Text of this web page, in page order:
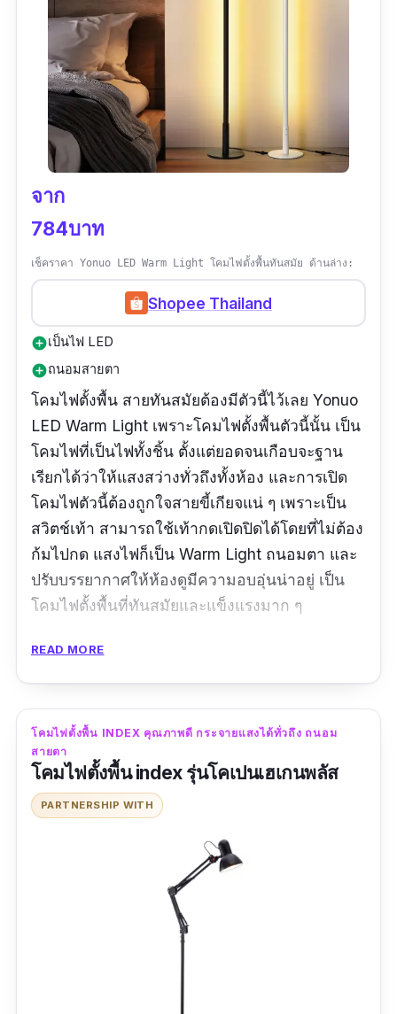
จาก
784บาท
เช็คราคา Yonuo LED Warm Light โคมไฟตั้งพื้นทันสมัย ด้านล่าง:
Shopee Thailand
add_circleเป็นไฟ LED
add_circleถนอมสายตา
โคมไฟตั้งพื้น สายทันสมัยต้องมีตัวนี้ไว้เลย Yonuo
LED Warm Light เพราะโคมไฟตั้งพื้นตัวนี้นั้น เป็น
โคมไฟที่เป็นไฟทั้งชิ้น ตั้งแต่ยอดจนเกือบจะฐาน
เรียกได้ว่าให้แสงสว่างทั่วถึงทั้งห้อง และการเปิด
โคมไฟตัวนี้ต้องถูกใจสายขี้เกียจแน่ ๆ เพราะเป็น
สวิตช์เท้า สามารถใช้เท้ากดเปิดปิดได้โดยที่ไม่ต้อง
ก้มไปกด แสงไฟก็เป็น Warm Light ถนอมตา และ
ปรับบรรยากาศให้ห้องดูมีความอบอุ่นน่าอยู่ เป็น
โคมไฟตั้งพื้นที่ทันสมัยและแข็งแรงมาก ๆ
ข้อมูลเฉพาะ
วัสดุ :อลูมิเนียม + โคมไฟอะคริลิค
สี :ดำ / ขาว
รีวิวจากผู้ใช้จริง:
“สินค้าเหมาะสมกับราคา และคุณภาพ”
READ MORE
โคมไฟตั้งพื้น INDEX คุณภาพดี กระจายแสงได้ทั่วถึง ถนอม
สายตา
โคมไฟตั้งพื้น index รุ่นโคเปนเฮเกนพลัส
PARTNERSHIP WITH